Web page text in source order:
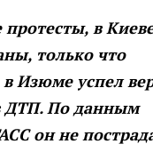
протесты, в
только что
Изюме успел
ДТП. По данным
он не